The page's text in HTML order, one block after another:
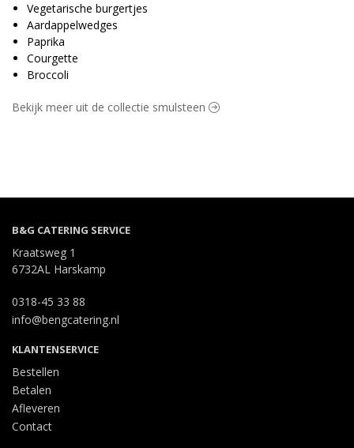
Vegetarische burgertjes
Aardappelwedges
Paprika
Courgette
Broccoli
Bekijk meer uit de collectie smulsteen
B&G CATERING SERVICE
Kraatsweg 1
6732AL Harskamp
0318-45 33 88
info@bengcatering.nl
KLANTENSERVICE
Bestellen
Betalen
Afleveren
Contact